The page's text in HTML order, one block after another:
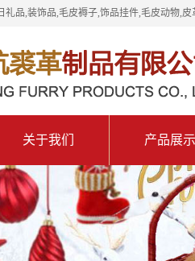
礼品,装饰品,毛皮褥子,饰品挂件,毛皮动物,
关于我们 产品展示